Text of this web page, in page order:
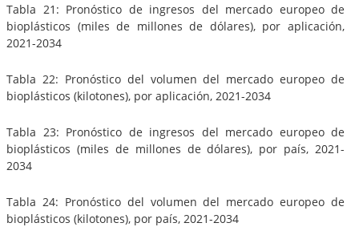
Tabla 21: Pronóstico de ingresos del mercado europeo de
bioplásticos (miles de millones de dólares), por aplicación,
2021-2034
Tabla 22: Pronóstico del volumen del mercado europeo de
bioplásticos (kilotones), por aplicación, 2021-2034
Tabla 23: Pronóstico de ingresos del mercado europeo de
bioplásticos (miles de millones de dólares), por país, 2021-
2034
Tabla 24: Pronóstico del volumen del mercado europeo de
bioplásticos (kilotones), por país, 2021-2034